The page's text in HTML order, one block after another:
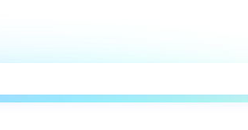
Поиск